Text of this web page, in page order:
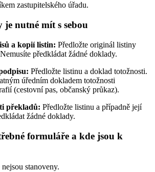
zastupitelského úřadu.
je nutné mít s sebou
a kopií listin: Předložte originál listiny
předkládat žádné doklady.
Předložte listinu a doklad totožnosti.
úředním dokladem totožnosti
(cestovní pas, občanský průkaz).
překladů: Předložte listinu a případně její
žádné doklady.
formuláře a kde jsou k
stanoveny.